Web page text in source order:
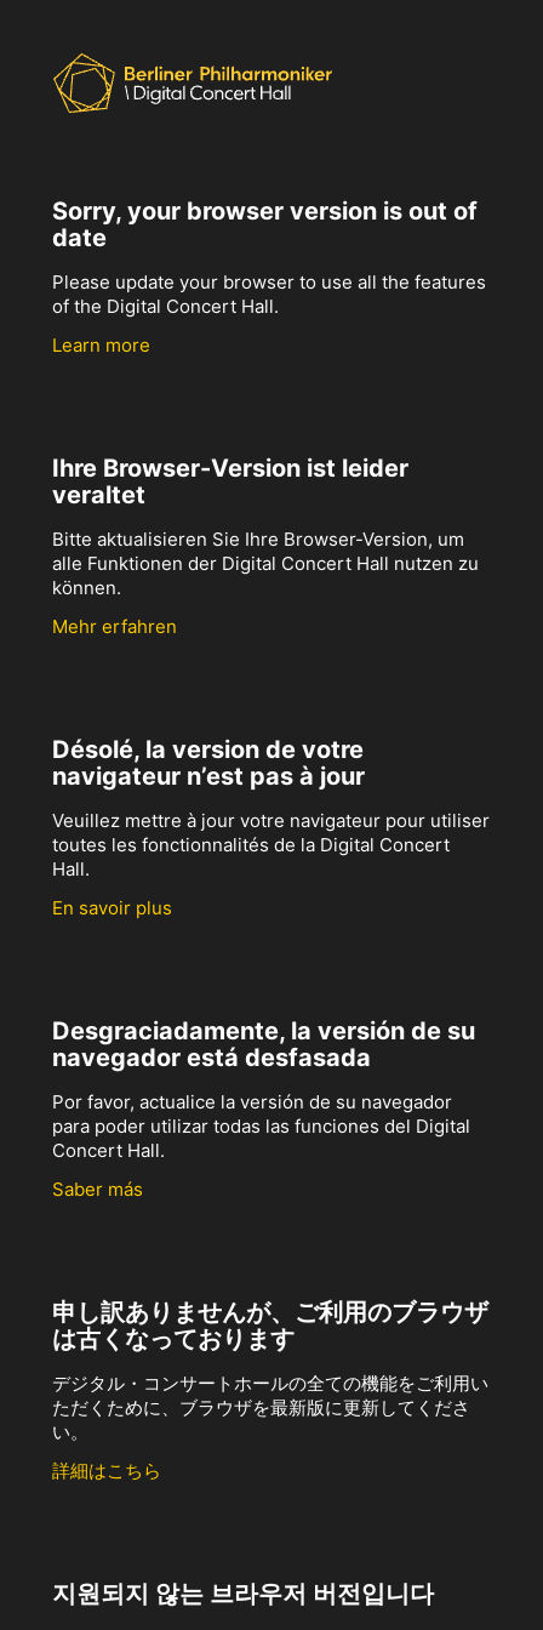
Sorry, your browser version is out of
date
Please update your browser to use all the features
of the Digital Concert Hall.
Learn more
Ihre Browser-Version ist leider
veraltet
Bitte aktualisieren Sie Ihre Browser-Version, um
alle Funktionen der Digital Concert Hall nutzen zu
können.
Mehr erfahren
Désolé, la version de votre
navigateur n’est pas à jour
Veuillez mettre à jour votre navigateur pour utiliser
toutes les fonctionnalités de la Digital Concert
Hall.
En savoir plus
Desgraciadamente, la versión de su
navegador está desfasada
Por favor, actualice la versión de su navegador
para poder utilizar todas las funciones del Digital
Concert Hall.
Saber más
申し訳ありませんが、ご利用のブラウザ
は古くなっております
デジタル・コンサートホールの全ての機能をご利用い
ただくために、ブラウザを最新版に更新してくださ
い。
詳細はこちら
지원되지 않는 브라우저 버전입니다